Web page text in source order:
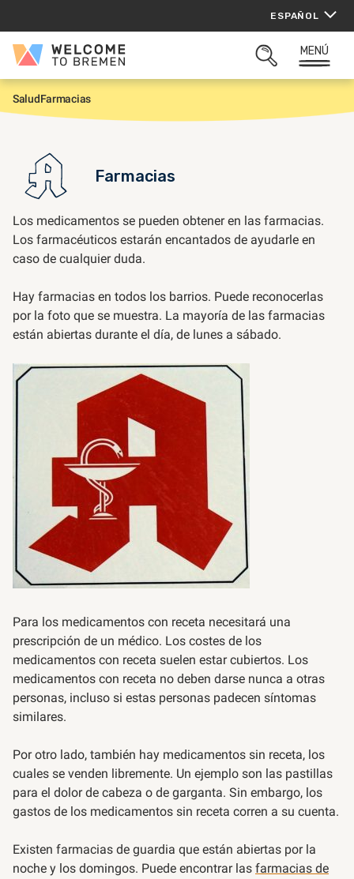
contenido
ESPAÑOL
Welcome
Bremen
ABRIR
MENÚ
I
n
SaludFarmacias
Farmacias
Los medicamentos se pueden obtener en las farmacias.
Los farmacéuticos estarán encantados de ayudarle en
caso de cualquier duda.
Hay farmacias en todos los barrios. Puede reconocerlas
por la foto que se muestra. La mayoría de las farmacias
están abiertas durante el día, de lunes a sábado.
Para los medicamentos con receta necesitará una
prescripción de un médico. Los costes de los
medicamentos con receta suelen estar cubiertos. Los
medicamentos con receta no deben darse nunca a otras
personas, incluso si estas personas padecen síntomas
similares.
Por otro lado, también hay medicamentos sin receta, los
cuales se venden libremente. Un ejemplo son las pastillas
para el dolor de cabeza o de garganta. Sin embargo, los
gastos de los medicamentos sin receta corren a su cuenta.
Existen farmacias de guardia que están abiertas por la
noche y los domingos. Puede encontrar las farmacias de